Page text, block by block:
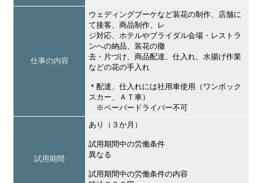
仕事の内容
ウェディングブーケなど装花の制作、店舗に
て接客、商品制作、レ
ジ対応、ホテルやブライダル会場・レストラ
ンへの納品、装花の撤
去・片づけ、商品配達、仕入れ、水揚げ作業
などの花の手入れ
＊配達、仕入れには社用車使用（ワンボック
スカー、ＡＴ車）
※ペーパードライバー不可
試用期間
あり（３か月）
試用期間中の労働条件
異なる
試用期間中の労働条件の内容